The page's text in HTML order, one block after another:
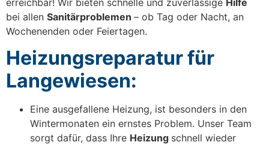
bei allen Sanitärproblemen – ob Tag oder Nacht, an
Wochenenden oder Feiertagen.
Heizungsreparatur für
Langewiesen:
Eine ausgefallene Heizung, ist besonders in den
Wintermonaten ein ernstes Problem. Unser Team
sorgt dafür, dass Ihre Heizung schnell wieder